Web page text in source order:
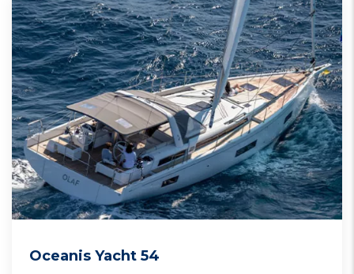
Oceanis Yacht 54